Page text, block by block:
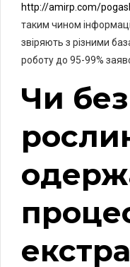
http://amirp.com/
таким чином
звіряють з різними
роботу до 95-99%
Чи